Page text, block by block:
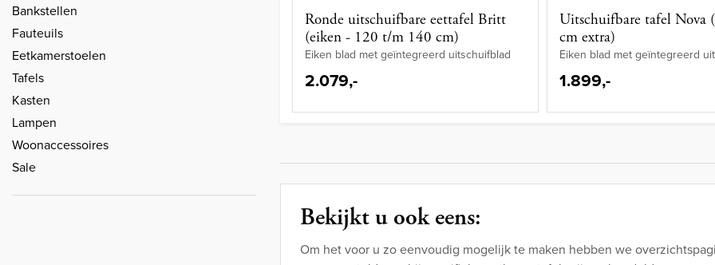
Bankstellen
Fauteuils
Eetkamerstoelen
Tafels
Kasten
Lampen
Woonaccessoires
Sale
Ronde uitschuifbare eettafel Britt
(eiken - 120 t/m 140 cm)
Eiken blad met geïntegreerd uitschuifblad
2.079,-
Uitschuifbare tafel Nova
cm extra)
Eiken blad met geïntegreerd
1.899,-
Bekijkt u ook eens:
Om het voor u zo eenvoudig mogelijk te maken hebben we